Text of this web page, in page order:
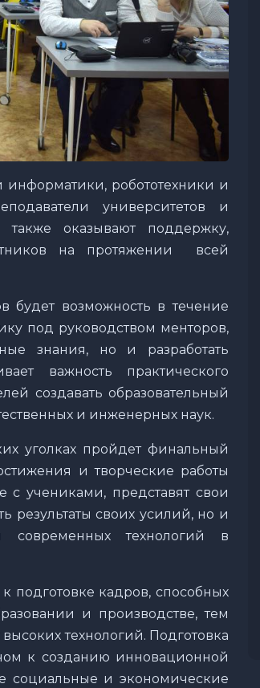
информатики, робототехники и
университетов и
также оказывают поддержку,
на протяжении всей
будет возможность в течение
под руководством менторов,
знания, но и разработать
важность практического
создавать образовательный
и инженерных наук.
уголках пройдет финальный
и творческие работы
с учениками, представят свои
результаты своих усилий, но и
технологий в
подготовке кадров, способных
и производстве, тем
технологий. Подготовка
к созданию инновационной
социальные и экономические